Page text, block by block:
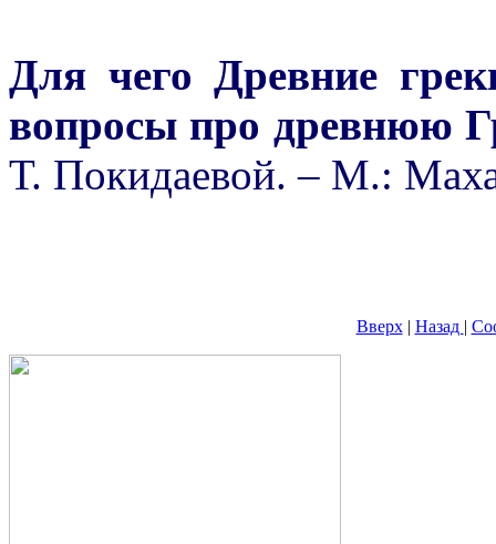
Для чего Древние
вопросы про древнюю
Т. Покидаевой. – М.:
Вверх| Назад |